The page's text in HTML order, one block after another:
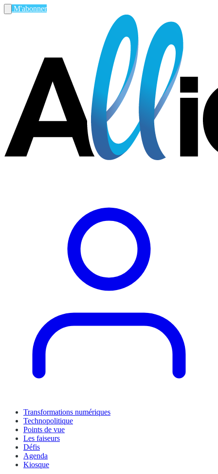
M'abonner
Transformations numériques
Technopolitique
Points de vue
Les faiseurs
Défis
Agenda
Kiosque